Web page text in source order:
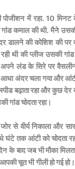
में रहा. 10 मिनट
कमाल की थी. मैने
डालने की कोशिश की पर
थी की प्लीज उसकी
लंड के सिरे पर
अंदर चला गया और
बढ़ाता रहा और कुछ
गांड चोदता रहा।
से वीर्य निकाला और
घंटे तक आंटी को चोदता
के बाद जब भी मौका
चूत भी गीली हो गई